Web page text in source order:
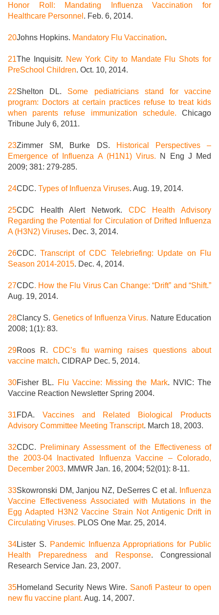
Honor Roll: Mandating Influenza Vaccination for
Healthcare Personnel . Feb. 6, 2014.
20Johns Hopkins. Mandatory Flu Vaccination.
21The Inquisitr. New York City to Mandate Flu Shots for
PreSchool Children. Oct. 10, 2014.
22Shelton DL. Some pediatricians stand for vaccine
program: Doctors at certain practices refuse to treat kids
when parents refuse immunization schedule. Chicago
Tribune July 6, 2011.
23Zimmer SM, Burke DS.
Historical Perspectives –
Emergence of Influenza A (H1N1) Virus. N Eng J Med
2009; 381: 279-285.
24CDC. Types of Influenza Viruses. Aug. 19, 2014.
25CDC Health Alert Network. CDC Health Advisory
Regarding the Potential for Circulation of Drifted Influenza
A (H3N2) Viruses. Dec. 3, 2014.
26CDC.Transcript of CDC Telebriefing: Update on Flu
Season 2014-2015. Dec. 4, 2014.
27CDC. How the Flu Virus Can Change: “Drift” and “Shift.”
Aug. 19, 2014.
28Clancy S. Genetics of Influenza Virus. Nature Education
2008; 1(1): 83.
29Roos R. CDC’s flu warning raises questions about
vaccine match. CIDRAP Dec. 5, 2014.
30Fisher BL. Flu Vaccine: Missing the Mark. NVIC: The
Vaccine Reaction Newsletter Spring 2004.
31FDA. Vaccines and Related Biological Products
Advisory Committee Meeting Transcript. March 18, 2003.
32CDC.
Preliminary Assessment of the Effectiveness of
the 2003-04 Inactivated Influenza Vaccine – Colorado,
December 2003. MMWR Jan. 16, 2004; 52(01): 8-11.
33Skowronski DM, Janjou NZ, DeSerres C et al.
Influenza
Vaccine Effectiveness Associated with Mutations in the
Egg Adapted H3N2 Vaccine Strain Not Antigenic Drift in
Circulating Viruses. PLOS One Mar. 25, 2014.
34Lister S. Pandemic Influenza Appropriations for Public
Health Preparedness and Response. Congressional
Research Service Jan. 23, 2007.
35Homeland Security News Wire. Sanofi Pasteur to open
new flu vaccine plant. Aug. 14, 2007.